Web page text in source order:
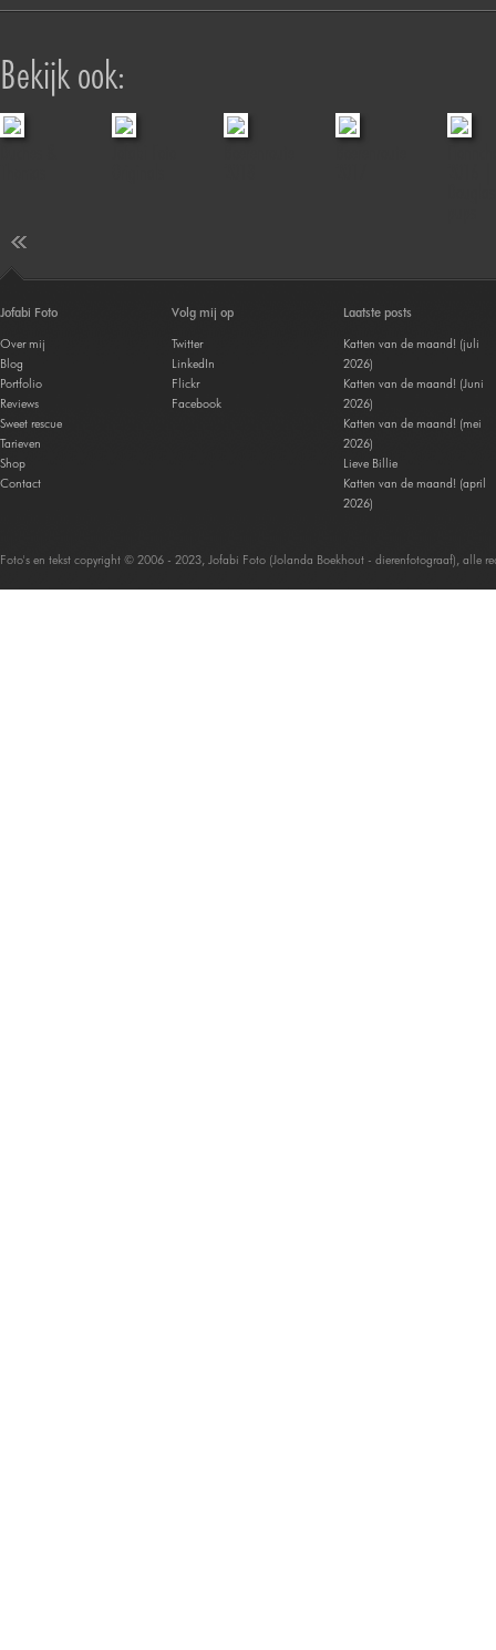
Bekijk ook:
Jofabi Foto
Over mij
Blog
Portfolio
Reviews
Sweet rescue
Tarieven
Shop
Contact
Volg mij op
Twitter
LinkedIn
Flickr
Facebook
Laatste posts
Katten van de maand! (juli
2026)
Katten van de maand! (Juni
2026)
Katten van de maand! (mei
2026)
Lieve Billie
Katten van de maand! (april
2026)
Foto's en tekst copyright © 2006 - 2023, Jofabi Foto (Jolanda Boekhout - dierenfotograaf), alle